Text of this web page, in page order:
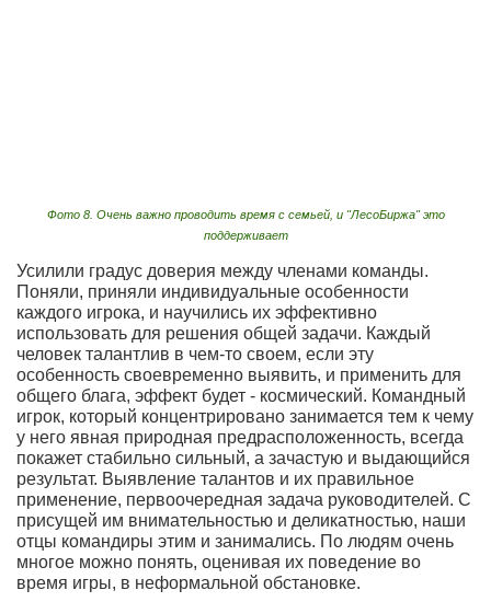
Фото 8. Очень важно проводить время с семьей, и "ЛесоБиржа" это
поддерживает
Усилили градус доверия между членами команды.
Поняли, приняли индивидуальные особенности
каждого игрока, и научились их эффективно
использовать для решения общей задачи. Каждый
человек талантлив в чем-то своем, если эту
особенность своевременно выявить, и применить для
общего блага, эффект будет - космический. Командный
игрок, который концентрировано занимается тем к чему
у него явная природная предрасположенность, всегда
покажет стабильно сильный, а зачастую и выдающийся
результат. Выявление талантов и их правильное
применение, первоочередная задача руководителей. С
присущей им внимательностью и деликатностью, наши
отцы командиры этим и занимались. По людям очень
многое можно понять, оценивая их поведение во
время игры, в неформальной обстановке.